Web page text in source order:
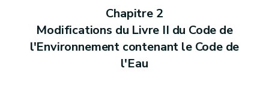
Chapitre 2
Modifications du Livre II du Code de
l'Environnement contenant le Code de
l'Eau